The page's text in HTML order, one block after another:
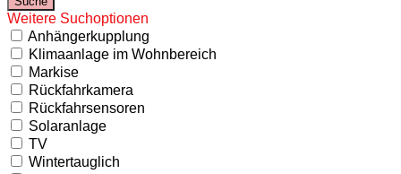
Weitere Suchoptionen
Anhängerkupplung
Klimaanlage im Wohnbereich
Markise
Rückfahrkamera
Rückfahrsensoren
Solaranlage
TV
Wintertauglich